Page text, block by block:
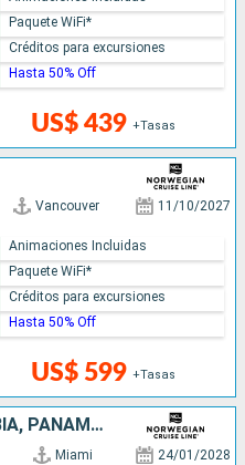
US$ 439 +Tasas
Paquete WiFi*
Créditos para excursiones
Hasta 50% Off
Vancouver 11/10/2027
US$ 599 +Tasas
Animaciones Incluidas
Paquete WiFi*
Créditos para excursiones
Hasta 50% Off
ESTADOS UNIDOS, COLOMBIA, PANAMÁ, PUERTO RICO, GUATEMALA, MÉXICO
Miami 24/01/2028